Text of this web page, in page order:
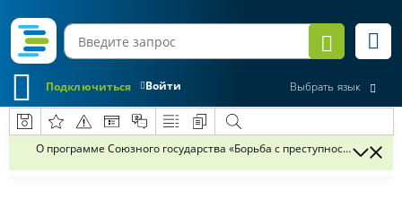
Войти
Подключиться Выбрать язык
О программе Союзного государства «Борьба с преступностью на